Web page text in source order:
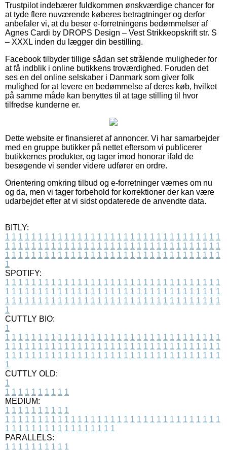
Trustpilot indebærer fuldkommen ønskværdige chancer for
at tyde flere nuværende køberes betragtninger og derfor
anbefaler vi, at du beser e-forretningens bedømmelser af
Agnes Cardi by DROPS Design – Vest Strikkeopskrift str. S
– XXXL inden du lægger din bestilling.
Facebook tilbyder tillige sådan set strålende muligheder for
at få indblik i online butikkens troværdighed. Foruden det
ses en del online selskaber i Danmark som giver folk
mulighed for at levere en bedømmelse af deres køb, hvilket
på samme måde kan benyttes til at tage stilling til hvor
tilfredse kunderne er.
Dette website er finansieret af annoncer. Vi har samarbejder
med en gruppe butikker på nettet eftersom vi publicerer
butikkernes produkter, og tager imod honorar ifald de
besøgende vi sender videre udfører en ordre.
Orientering omkring tilbud og e-forretninger værnes om nu
og da, men vi tager forbehold for korrektioner der kan være
udarbejdet efter at vi sidst opdaterede de anvendte data.
BITLY:
1 1 1 1 1 1 1 1 1 1 1 1 1 1 1 1 1 1 1 1 1 1 1 1 1 1 1 1 1 1 1 1 1
1 1 1 1 1 1 1 1 1 1 1 1 1 1 1 1 1 1 1 1 1 1 1 1 1 1 1 1 1 1 1 1 1
1 1 1 1 1 1 1 1 1 1 1 1 1 1 1 1 1 1 1 1 1 1 1 1 1 1 1 1 1 1 1 1 1
1
SPOTIFY:
1 1 1 1 1 1 1 1 1 1 1 1 1 1 1 1 1 1 1 1 1 1 1 1 1 1 1 1 1 1 1 1 1
1 1 1 1 1 1 1 1 1 1 1 1 1 1 1 1 1 1 1 1 1 1 1 1 1 1 1 1 1 1 1 1 1
1 1 1 1 1 1 1 1 1 1 1 1 1 1 1 1 1 1 1 1 1 1 1 1 1 1 1 1 1 1 1 1 1
1
CUTTLY BIO:
1
1 1 1 1 1 1 1 1 1 1 1 1 1 1 1 1 1 1 1 1 1 1 1 1 1 1 1 1 1 1 1 1 1
1 1 1 1 1 1 1 1 1 1 1 1 1 1 1 1 1 1 1 1 1 1 1 1 1 1 1 1 1 1 1 1 1
1 1 1 1 1 1 1 1 1 1 1 1 1 1 1 1 1 1 1 1 1 1 1 1 1 1 1 1 1 1 1 1 1
1
CUTTLY OLD:
1
1 1 1 1 1 1 1 1 1 1
MEDIUM:
1 1 1 1 1 1 1 1 1 1
1 1 1 1 1 1 1 1 1 1 1 1 1 1 1 1 1 1 1 1 1 1 1 1 1 1 1 1 1 1 1 1 1
1 1 1 1 1 1 1 1 1 1 1 1 1 1 1 1 1
PARALLELS:
1 1 1 1 1 1 1 1 1 1